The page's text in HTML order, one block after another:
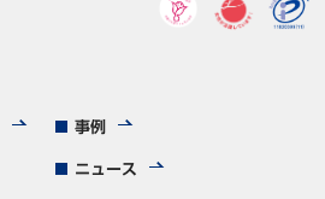
事例
ニュース